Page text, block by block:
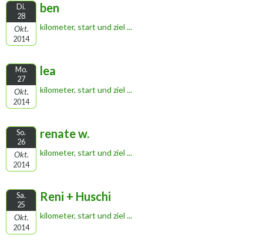
Di.
28
Okt.
2014
ben
kilometer, start und ziel ...
Mo.
27
Okt.
2014
lea
kilometer, start und ziel ...
So.
26
Okt.
2014
renate w.
kilometer, start und ziel ...
Sa.
25
Okt.
2014
Reni + Huschi
kilometer, start und ziel ...